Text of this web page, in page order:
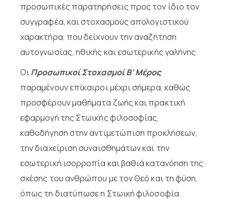
προσωπικές παρατηρήσεις προς τον ίδιο τον
συγγραφέα, και στοχασμούς απολογιστικού
χαρακτήρα, που δείχνουν την αναζήτηση
αυτογνωσίας, ηθικής και εσωτερικής γαλήνης.
ΟιΠροσωπικοί Στοχασμοί Β’ Μέρος
παραμένουν επίκαιροι μέχρι σήμερα, καθώς
προσφέρουν μαθήματα ζωής και πρακτική
εφαρμογή της Στωικής φιλοσοφίας,
καθοδήγηση στην αντιμετώπιση προκλήσεων,
την διαχείριση συναισθημάτων και την
εσωτερική ισορροπία και βαθιά κατανόηση της
σχέσης του ανθρώπου με τον Θεό και τη φύση,
όπως τη διατύπωσε η Στωική φιλοσοφία.